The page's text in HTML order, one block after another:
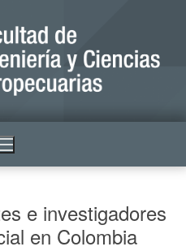
e investigadores
en Colombia